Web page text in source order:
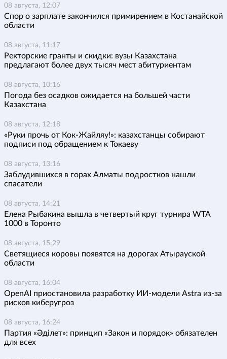
08 августа, 12:07
Спор о зарплате закончился примирением в Костанайской
области
08 августа, 11:17
Ректорские гранты и скидки: вузы Казахстана
предлагают более двух тысяч мест абитуриентам
08 августа, 10:16
Погода без осадков ожидается на большей части
Казахстана
08 августа, 12:18
«Руки прочь от Кок-Жайляу!»: казахстанцы собирают
подписи под обращением к Токаеву
08 августа, 13:16
Заблудившихся в горах Алматы подростков нашли
спасатели
08 августа, 14:21
Елена Рыбакина вышла в четвертый круг турнира WTA
1000 в Торонто
08 августа, 15:29
Светящиеся коровы появятся на дорогах Атырауской
области
08 августа, 16:04
OpenAI приостановила разработку ИИ-модели Astra из-за
рисков киберугроз
08 августа, 16:24
Партия «Әділет»: принцип «Закон и порядок» обязателен
для всех